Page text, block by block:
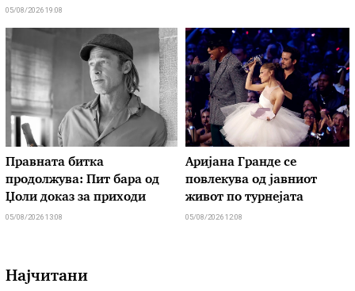
05/08/2026 19:08
Правната битка
продолжува: Пит бара од
Џоли доказ за приходи
05/08/2026 13:08
Аријана Гранде се
повлекува од јавниот
живот по турнејата
05/08/2026 12:08
Најчитани